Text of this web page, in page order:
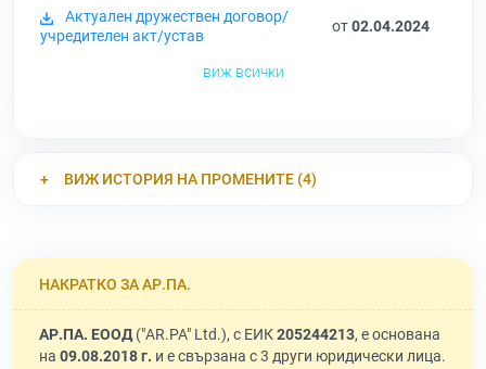
Актуален дружествен договор/
учредителен акт/устав
от02.04.2024
виж всички
ВИЖ ИСТОРИЯ НА ПРОМЕНИТЕ (4)
НАКРАТКО ЗА АР.ПА.
АР.ПА. ЕООД("AR.PA" Ltd.), с ЕИК205244213, е основана
на 09.08.2018 г. и е свързана с 3 други юридически лица.